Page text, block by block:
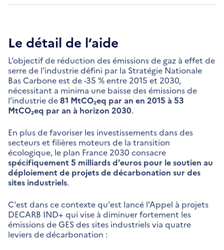
Le détail de l’aide
L’objectif de réduction des émissions de gaz à effet de
serre de l’industrie défini par la Stratégie Nationale
Bas Carbone est de -35 % entre 2015 et 2030,
nécessitant a minima une baisse des émissions de
l’industrie de81 MtCO₂eq par an en 2015 à 53
MtCO₂eq par an à horizon 2030.
En plus de favoriser les investissements dans des
secteurs et filières moteurs de la transition
écologique, le plan France 2030 consacre
spécifiquement5 milliards d'euros pour le soutien au
déploiement de projets de décarbonation sur des
sites industriels.
C'est dans ce contexte qu'est lancé l'Appel à projets
DECARB IND+ qui vise à diminuer fortement les
émissions de GES des sites industriels via quatre
leviers de décarbonation :